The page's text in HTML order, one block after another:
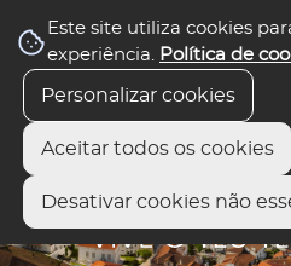
Este site utiliza cookies
experiência. Política de
Personalizar cookies
Aceitar todos os cookies
Desativar cookies não